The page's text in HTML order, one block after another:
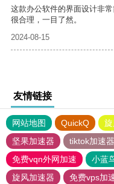
这款办公软件的界面设计非
很合理，一目了然。
2024-08-15
友情链接
网站地图 QuickQ
坚果加速器
tiktok加速器
免费vqn外网加速
小蓝
旋风加速器
免费vps加